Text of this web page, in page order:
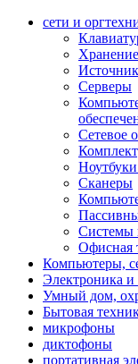
сети и
Серверы
Сетевое
Сканеры
Системы
Офисная
Компьютеры,
Электроника
Умный дом,
Бытовая
микрофоны
диктофоны
портативная